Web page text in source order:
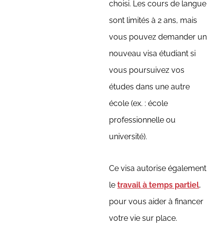
choisi. Les cours de langue
sont limités à 2 ans, mais
vous pouvez demander un
nouveau visa étudiant si
vous poursuivez vos
études dans une autre
école (ex. : école
professionnelle ou
université).
Ce visa autorise également
le travail à temps partiel,
pour vous aider à financer
votre vie sur place.